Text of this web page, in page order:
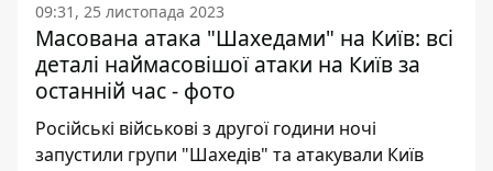
09:31, 25 листопада 2023
Масована атака "Шахедами" на Київ: всі
деталі наймасовішої атаки на Київ за
останній час - фото
Російські військові з другої години ночі
запустили групи "Шахедів" та атакували Київ